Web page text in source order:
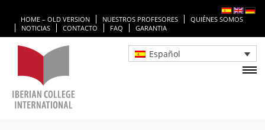
HOME – OLD VERSION NUESTROS PROFESORES
QUIÉNES SOMOS
NOTICIAS
CONTACTO FAQ GARANTIA
Español